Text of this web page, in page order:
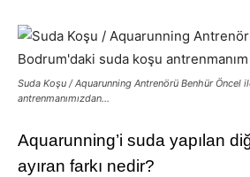
Suda Koşu / Aquarunning Antrenörü Benhür Öncel
antrenmanımızdan…
Aquarunning’i suda yapılan
ayıran farkı nedir?